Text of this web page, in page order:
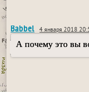
Babbel 4 января 2018
А почему это вы